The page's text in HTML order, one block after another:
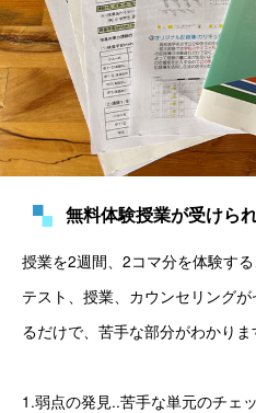
無料体験授業が受けら
授業を2週間、2コマ分を体験する
テスト、授業、カウンセリング
るだけで、苦手な部分がわかりま
1.弱点の発見..苦手な単元のチェ